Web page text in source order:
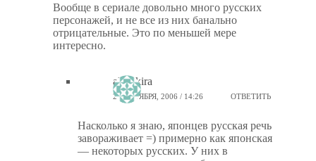
Вообще в сериале довольно много русских
персонажей, и не все из них банально
отрицательные. Это по меньшей мере
интересно.
akirokira
23 ОКТЯБРЯ, 2006 / 14:26 ОТВЕТИТЬ
Насколько я знаю, японцев русская речь
завораживает =) примерно как японская
— некоторых русских. У них в